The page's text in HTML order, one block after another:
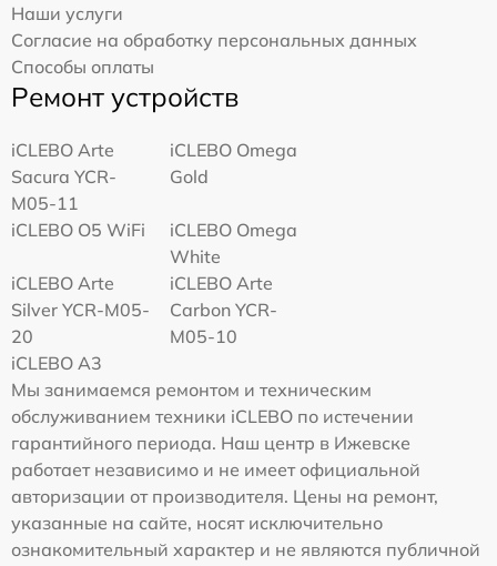
Наши услуги
Согласие на обработку персональных данных
Способы оплаты
Ремонт устройств
iCLEBO Arte
Sacura YCR-
M05-11
iCLEBO Omega
Gold
iCLEBO O5 WiFi
iCLEBO Omega
White
iCLEBO Arte
Silver YCR-M05-
20
iCLEBO Arte
Carbon YCR-
M05-10
iCLEBO A3
Мы занимаемся ремонтом и техническим
обслуживанием техники iCLEBO по истечении
гарантийного периода. Наш центр в Ижевске
работает независимо и не имеет официальной
авторизации от производителя. Цены на ремонт,
указанные на сайте, носят исключительно
ознакомительный характер и не являются публичной